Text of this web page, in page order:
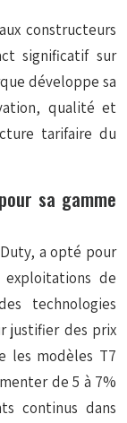
constructeurs
significatif sur
développe sa
qualité et
tarifaire du
sa gamme
a opté pour
de
technologies
justifier des prix
les modèles T7
de 5 à 7%
continus dans